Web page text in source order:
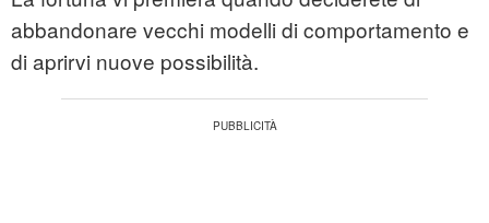
abbandonare vecchi modelli di comportamento e
di aprirvi nuove possibilità.